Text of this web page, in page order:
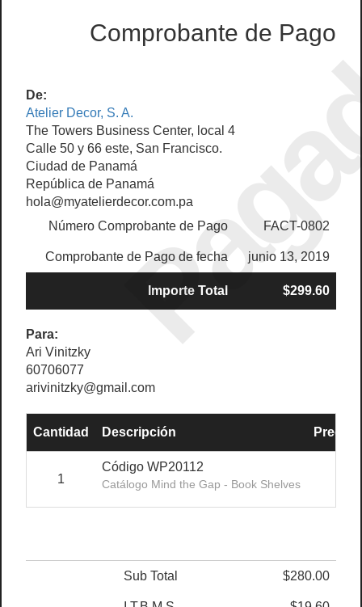
Comprobante de Pago
De:
Atelier Decor, S. A.
The Towers Business Center, local 4
Calle 50 y 66 este, San Francisco.
Ciudad de Panamá
República de Panamá
hola@myatelierdecor.com.pa
Número Comprobante de Pago
FACT-0802
Comprobante de Pago de fecha junio 13, 2019
Importe Total $299.60
Para:
Ari Vinitzky
60706077
arivinitzky@gmail.com
Cantidad Descripción Precio
1
Código WP20112
Catálogo Mind the Gap - Book Shelves
Sub Total $280.00